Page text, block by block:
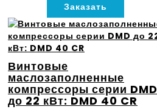
Заказать
Винтовые
маслозаполненные
компрессоры серии DMD
до 22 кВт: DMD 40 CR